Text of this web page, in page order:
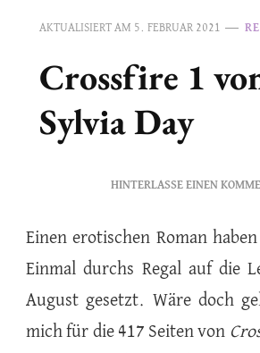
AKTUALISIERT AM 5. FEBRUAR 2021
Crossfire 1
Sylvia Day
HINTERLASSE EINEN
Einen erotischen Roman
Einmal durchs Regal auf die
August gesetzt. Wäre doch
mich für die 417 Seiten von